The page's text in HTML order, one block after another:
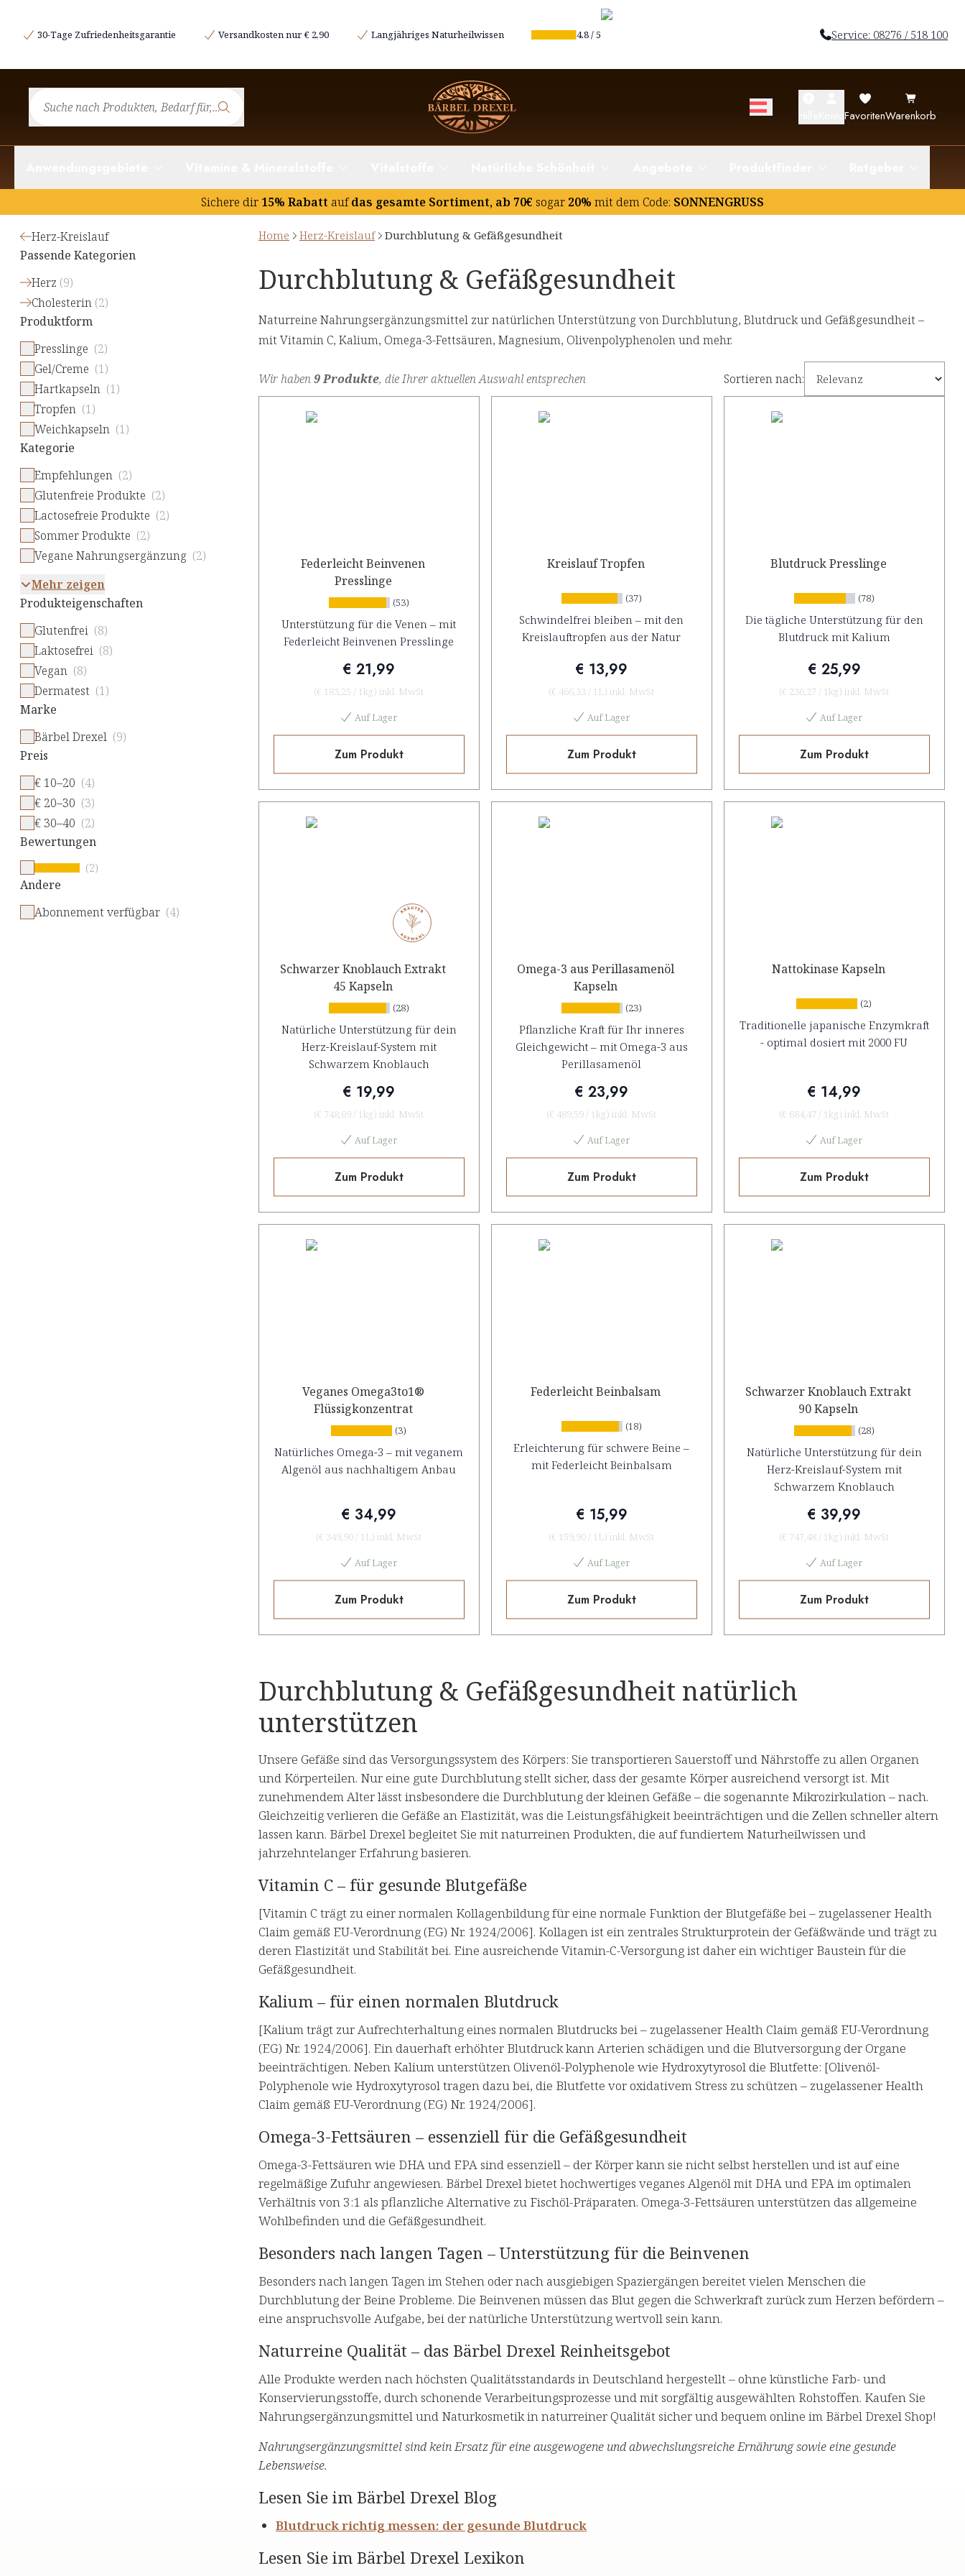
30-Tage Zufriedenheitsgarantie Versandkosten nur € 2,90 Langjähriges Naturheilwissen 4.8/5 Service: 08276 / 518 100
FavoritenWarenkorb
Sichere dir 15% Rabatt aufdas gesamte Sortiment, ab 70€ sogar 20% mit dem Code: SONNENGRUSS
Herz-Kreislauf
Passende Kategorien
Herz (9)
Cholesterin (2)
Produktform
Presslinge (2)
Gel/Creme (1)
Hartkapseln (1)
Tropfen (1)
Weichkapseln (1)
Kategorie
Empfehlungen (2)
Glutenfreie Produkte (2)
Lactosefreie Produkte (2)
Sommer Produkte (2)
Vegane Nahrungsergänzung (2)
Mehr zeigen
Produkteigenschaften
Glutenfrei (8)
Laktosefrei (8)
Vegan (8)
Dermatest (1)
Marke
Bärbel Drexel (9)
Preis
€ 10–20 (4)
€ 20–30 (3)
€ 30–40 (2)
Bewertungen
(2)
Andere
Abonnement verfügbar (4)
Home Herz-Kreislauf Durchblutung & Gefäßgesundheit
Durchblutung & Gefäßgesundheit
Naturreine Nahrungsergänzungsmittel zur natürlichen Unterstützung von Durchblutung, Blutdruck und Gefäßgesundheit –
mit Vitamin C, Kalium, Omega-3-Fettsäuren, Magnesium, Olivenpolyphenolen und mehr.
Wir haben9 Produkte, die Ihrer aktuellen Auswahl entsprechen Sortieren nach:
Federleicht Beinvenen
Presslinge
(53)
Unterstützung für die Venen – mit
Federleicht Beinvenen Presslinge
€ 21,99
(€ 183,25 / 1kg) inkl. MwSt
Auf Lager
Zum Produkt
Kreislauf Tropfen
(37)
Schwindelfrei bleiben – mit den
Kreislauftropfen aus der Natur
€ 13,99
(€ 466,33 / 1L) inkl. MwSt
Auf Lager
Zum Produkt
Blutdruck Presslinge
(78)
Die tägliche Unterstützung für den
Blutdruck mit Kalium
€ 25,99
(€ 236,27 / 1kg) inkl. MwSt
Auf Lager
Zum Produkt
Schwarzer Knoblauch Extrakt
45 Kapseln
(28)
Natürliche Unterstützung für dein
Herz-Kreislauf-System mit
Schwarzem Knoblauch
€ 19,99
(€ 748,69 / 1kg) inkl. MwSt
Auf Lager
Zum Produkt
Omega-3 aus Perillasamenöl
Kapseln
(23)
Pflanzliche Kraft für Ihr inneres
Gleichgewicht – mit Omega-3 aus
Perillasamenöl
€ 23,99
(€ 489,59 / 1kg) inkl. MwSt
Auf Lager
Zum Produkt
Nattokinase Kapseln
(2)
Traditionelle japanische Enzymkraft
- optimal dosiert mit 2000 FU
€ 14,99
(€ 684,47 / 1kg) inkl. MwSt
Auf Lager
Zum Produkt
Veganes Omega3to1®
Flüssigkonzentrat
(3)
Natürliches Omega-3 – mit veganem
Algenöl aus nachhaltigem Anbau
€ 34,99
(€ 349,90 / 1L) inkl. MwSt
Auf Lager
Zum Produkt
Federleicht Beinbalsam
(18)
Erleichterung für schwere Beine –
mit Federleicht Beinbalsam
€ 15,99
(€ 159,90 / 1L) inkl. MwSt
Auf Lager
Zum Produkt
Schwarzer Knoblauch Extrakt
90 Kapseln
(28)
Natürliche Unterstützung für dein
Herz-Kreislauf-System mit
Schwarzem Knoblauch
€ 39,99
(€ 747,48 / 1kg) inkl. MwSt
Auf Lager
Zum Produkt
Durchblutung & Gefäßgesundheit natürlich
unterstützen
Unsere Gefäße sind das Versorgungssystem des Körpers: Sie transportieren Sauerstoff und Nährstoffe zu allen Organen
und Körperteilen. Nur eine gute Durchblutung stellt sicher, dass der gesamte Körper ausreichend versorgt ist. Mit
zunehmendem Alter lässt insbesondere die Durchblutung der kleinen Gefäße – die sogenannte Mikrozirkulation – nach.
Gleichzeitig verlieren die Gefäße an Elastizität, was die Leistungsfähigkeit beeinträchtigen und die Zellen schneller altern
lassen kann. Bärbel Drexel begleitet Sie mit naturreinen Produkten, die auf fundiertem Naturheilwissen und
jahrzehntelanger Erfahrung basieren.
Vitamin C – für gesunde Blutgefäße
[Vitamin C trägt zu einer normalen Kollagenbildung für eine normale Funktion der Blutgefäße bei – zugelassener Health
Claim gemäß EU-Verordnung (EG) Nr. 1924/2006]. Kollagen ist ein zentrales Strukturprotein der Gefäßwände und trägt zu
deren Elastizität und Stabilität bei. Eine ausreichende Vitamin-C-Versorgung ist daher ein wichtiger Baustein für die
Gefäßgesundheit.
Kalium – für einen normalen Blutdruck
[Kalium trägt zur Aufrechterhaltung eines normalen Blutdrucks bei – zugelassener Health Claim gemäß EU-Verordnung
(EG) Nr. 1924/2006]. Ein dauerhaft erhöhter Blutdruck kann Arterien schädigen und die Blutversorgung der Organe
beeinträchtigen. Neben Kalium unterstützen Olivenöl-Polyphenole wie Hydroxytyrosol die Blutfette: [Olivenöl-
Polyphenole wie Hydroxytyrosol tragen dazu bei, die Blutfette vor oxidativem Stress zu schützen – zugelassener Health
Claim gemäß EU-Verordnung (EG) Nr. 1924/2006].
Omega-3-Fettsäuren – essenziell für die Gefäßgesundheit
Omega-3-Fettsäuren wie DHA und EPA sind essenziell – der Körper kann sie nicht selbst herstellen und ist auf eine
regelmäßige Zufuhr angewiesen. Bärbel Drexel bietet hochwertiges veganes Algenöl mit DHA und EPA im optimalen
Verhältnis von 3:1 als pflanzliche Alternative zu Fischöl-Präparaten. Omega-3-Fettsäuren unterstützen das allgemeine
Wohlbefinden und die Gefäßgesundheit.
Besonders nach langen Tagen – Unterstützung für die Beinvenen
Besonders nach langen Tagen im Stehen oder nach ausgiebigen Spaziergängen bereitet vielen Menschen die
Durchblutung der Beine Probleme. Die Beinvenen müssen das Blut gegen die Schwerkraft zurück zum Herzen befördern –
eine anspruchsvolle Aufgabe, bei der natürliche Unterstützung wertvoll sein kann.
Naturreine Qualität – das Bärbel Drexel Reinheitsgebot
Alle Produkte werden nach höchsten Qualitätsstandards in Deutschland hergestellt – ohne künstliche Farb- und
Konservierungsstoffe, durch schonende Verarbeitungsprozesse und mit sorgfältig ausgewählten Rohstoffen. Kaufen Sie
Nahrungsergänzungsmittel und Naturkosmetik in naturreiner Qualität sicher und bequem online im Bärbel Drexel Shop!
Nahrungsergänzungsmittel sind kein Ersatz für eine ausgewogene und abwechslungsreiche Ernährung sowie eine gesunde
Lebensweise.
Lesen Sie im Bärbel Drexel Blog
Blutdruck richtig messen: der gesunde Blutdruck
Lesen Sie im Bärbel Drexel Lexikon